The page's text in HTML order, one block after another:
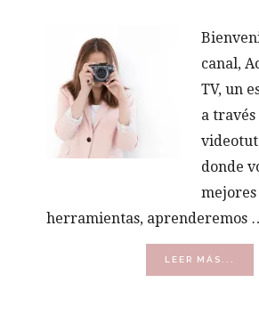
canal,
TV, un
a través
donde
mejores
herramientas, aprenderemos
LEER MÁS...
DE